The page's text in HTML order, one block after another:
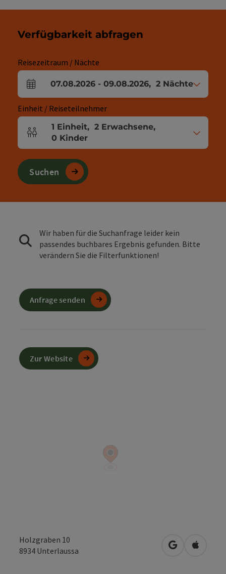
Holzgraben 10
8934 Unterlaussa in Google
in
Verfügbarkeit abfragen
Reisezeitraum / Nächte
An- und Abreisefelder
07.08.2026 - 09.08.2026, 2 Nächte
Einheit / Reiseteilnehmer
Einheitenanzahl und Personenfelder
1 Einheit, 2 Erwachsene,
0 Kinder
Suchen
Wir haben für die Suchanfrage leider kein
passendes buchbares Ergebnis gefunden. Bitte
verändern Sie die Filterfunktionen!
Anfrage senden
Zur Website